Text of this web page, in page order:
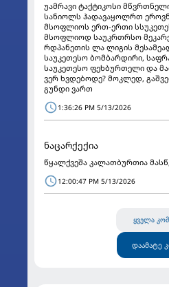
უამრავი ტაქტიკოსი
სანიოლს ჰადავაყოლრთ
მსოფლიოს ერთ-ერთი
მსოფლიოდ საუკრთრსო
რდპანეთის ლა ლიგის
საუკეთესო ბომბარდირი,
საუკეთესო ფეხბურთელი და
ვერ ხვდებოდე? მოკლედ,
გუნდი ვართ
1:36:26 PM 5/13/2026
ნაცარქექია
წყალქვეშა კალათბურთია
12:00:47 PM 5/13/2026
ყველა
დაამატე